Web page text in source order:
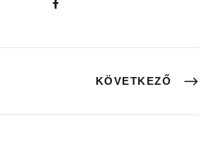
KÖVETKEZŐ